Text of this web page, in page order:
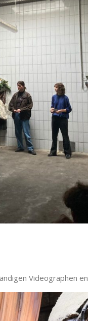
Videographen